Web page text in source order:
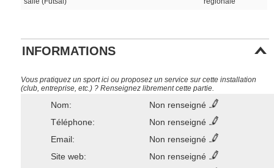
INFORMATIONS
Vous pratiquez un sport ici ou proposez un service sur cette installation
(club, entreprise, etc.) ? Renseignez librement cette partie.
Nom:
Non renseigné
Téléphone:
Non renseigné
Email:
Non renseigné
Site web:
Non renseigné